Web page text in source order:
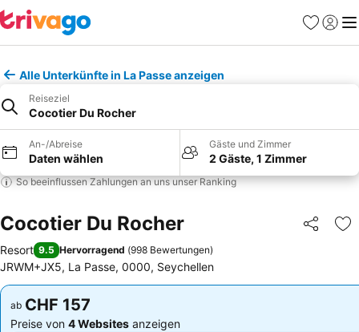
Favoriten
Alle Unterkünfte in La Passe anzeigen
Reiseziel
Cocotier Du Rocher
An-/Abreise
Daten wählen
Gäste und Zimmer
2 Gäste, 1 Zimmer
So beeinflussen Zahlungen an uns unser Ranking
Cocotier Du Rocher Teilen
Resort 9.5 Hervorragend (998 Bewertungen)
JRWM+JX5, La Passe, 0000, Seychellen
ab CHF 157
Preise von 4 Websitesanzeigen
ab CHF 157
Preise von 4 Websites anzeigen